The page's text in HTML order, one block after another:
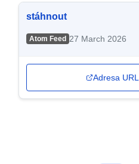
stáhnout
Atom Feed 27 March 2026
Adresa